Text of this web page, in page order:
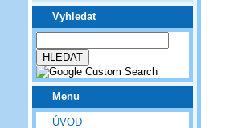
Vyhledat
Menu
ÚVOD